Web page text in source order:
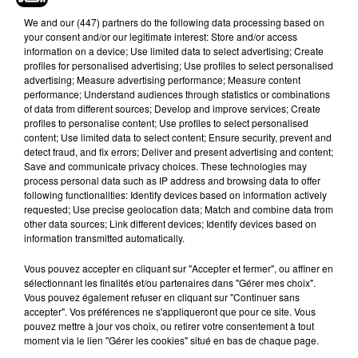
Voir cette publication sur Instagram
The winner of the World Pasta Championship
was chef Keita Yuge in Japan.
�xÈ�xÈ�xÈ�xÈ�xÈ�xÈ�xÈ�xÈ�xÈ�xÈ
�xÈ�xÈ Dünya Makarna �~ampiyonası’nın
kazananı Japonya’da �xef Keita Yuge oldu.
#barilla #barillatr #pastaworldchampionship
#keitayuge #pasta #pastachef #gastroworldnews
#food #competition
Découvrez sans tarder cette recette inédite du
champion du monde de pâtes, relayée par le site
leBonbon.
We and our (447) partnersdo the following data processing based on
your consent and/or our legitimate interest: Store and/or access
information on a device; Use limited data to select advertising; Create
profiles for personalised advertising; Use profiles to select personalised
advertising; Measure advertising performance; Measure content
performance; Understand audiences through statistics or combinations
of data from different sources; Develop and improve services; Create
profiles to personalise content; Use profiles to select personalised
content; Use limited data to select content; Ensure security, prevent and
detect fraud, and fix errors; Deliver and present advertising and content;
Save and communicate privacy choices. These technologies may
process personal data such as IP address and browsing data to offer
following functionalities: Identify devices based on information actively
requested; Use precise geolocation data; Match and combine data from
other data sources; Link different devices; Identify devices based on
information transmitted automatically.
Vous pouvez accepter en cliquant sur "Accepter et fermer", ou affiner en
sélectionnant les finalités et/ou partenaires dans "Gérer mes choix".
Vous pouvez également refuser en cliquant sur "Continuer sans
accepter". Vos préférences ne s'appliqueront que pour ce site. Vous
pouvez mettre à jour vos choix, ou retirer votre consentement à tout
moment via le lien "Gérer les cookies" situé en bas de chaque page.